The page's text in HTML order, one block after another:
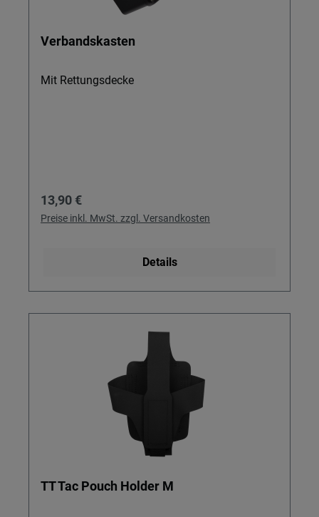
Verbandskasten
Mit Rettungsdecke
Regulärer Preis:
13,90 €
Preise inkl. MwSt. zzgl. Versandkosten
Details
TT Tac Pouch Holder M